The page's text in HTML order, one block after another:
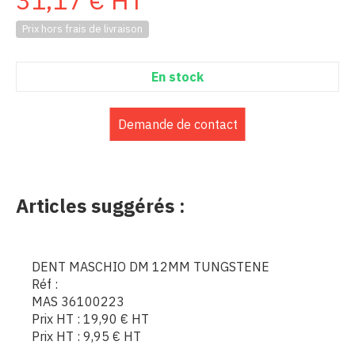
Prix hors frais de livraison
En stock
Demande de contact
Articles suggérés :
DENT MASCHIO DM 12MM TUNGSTENE
Réf :
MAS 36100223
Prix HT : 19,90 € HT
Prix HT : 9,95 € HT